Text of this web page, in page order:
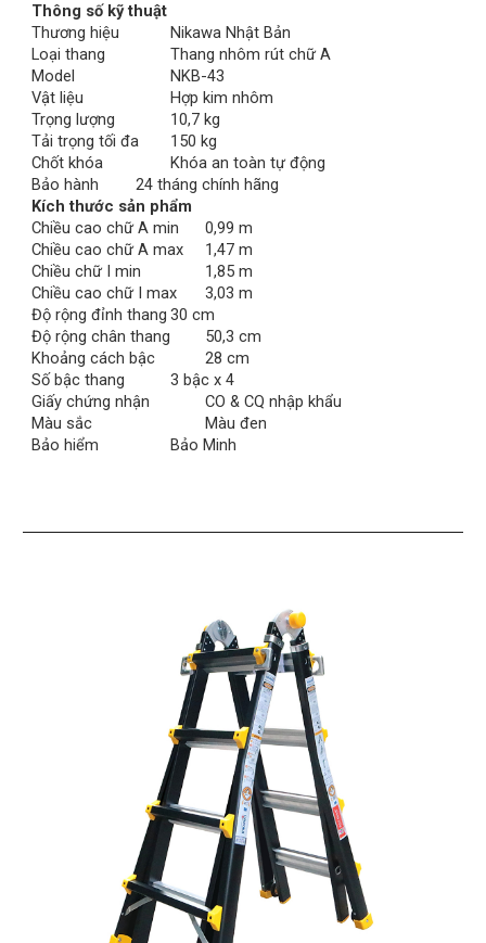
Thông số kỹ thuật
Thương hiệu
Nikawa Nhật Bản
Loại thang
Thang nhôm rút chữ A
Model
NKB-43
Vật liệu
Hợp kim nhôm
Trọng lượng
10,7 kg
Tải trọng tối đa
150 kg
Chốt khóa
Khóa an toàn tự động
Bảo hành
24 tháng chính hãng
Kích thước sản phẩm
Chiều cao chữ A min
0,99 m
Chiều cao chữ A max
1,47 m
Chiều chữ I min
1,85 m
Chiều cao chữ I max
3,03 m
Độ rộng đỉnh thang 30 cm
Độ rộng chân thang
50,3 cm
Khoảng cách bậc
28 cm
Số bậc thang
3 bậc x 4
Giấy chứng nhận
CO & CQ nhập khẩu
Màu sắc
Màu đen
Bảo hiểm
Bảo Minh